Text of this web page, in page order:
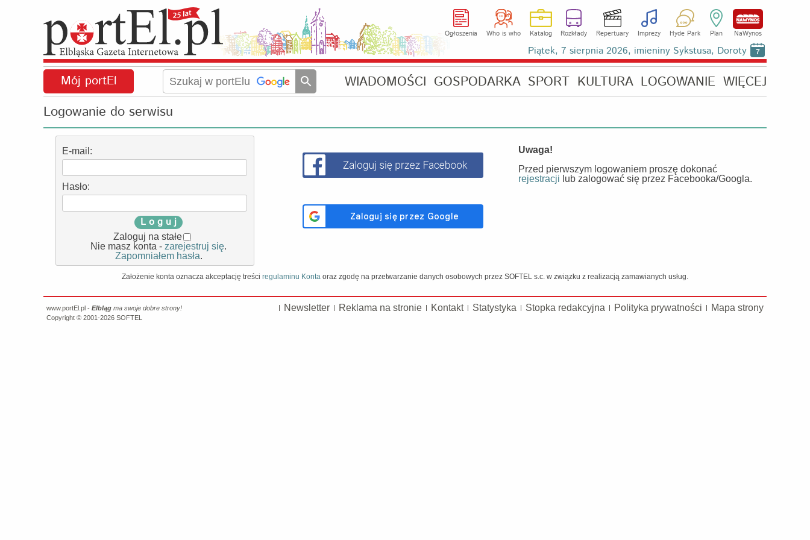
Ogłoszenia Who is who Katalog Rozkłady Repertuary Imprezy Hyde Park Plan NaWynos
Piątek, 7 sierpnia 2026, imieniny Sykstusa, Doroty 7
Mój portEl WIADOMOŚCI GOSPODARKA SPORT KULTURA LOGOWANIE WIĘCEJ
Logowanie do serwisu
E-mail:
Hasło:
L o g u j
Zaloguj na stałe
Nie masz konta - zarejestruj się.
Zapomniałem hasła.
Uwaga!
Przed pierwszym logowaniem proszę dokonać
rejestracji lub zalogować się przez Facebooka/Googla.
Założenie konta oznacza akceptację treści regulaminu Konta oraz zgodę na przetwarzanie danych osobowych przez SOFTEL s.c. w związku z realizacją zamawianych usług.
Newsletter Reklama na stronie Kontakt Statystyka Stopka redakcyjna Polityka prywatności Mapa strony
www.portEl.pl - Elbląg ma swoje dobre strony!
Copyright © 2001-2026 SOFTEL